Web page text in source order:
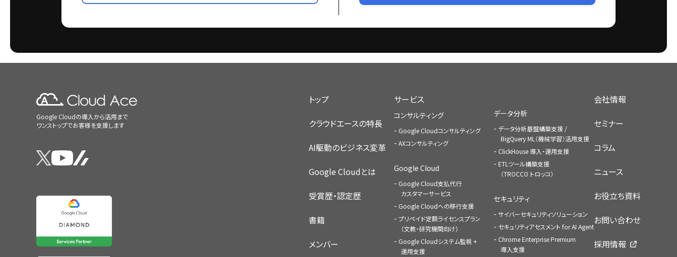
Google Cloudの導入から活用まで
ワンストップでお客様を支援します
トップ
クラウドエースの特長
AI駆動のビジネス変革
Google Cloudとは
受賞歴・認定歴
書籍
メンバー
サービス
コンサルティング
Google Cloudコンサルティング
AXコンサルティング
Google Cloud
Google Cloud支払代行
カスタマーサービス
Google Cloudへの移行支援
プリペイド定額ライセンスプラン
（文教・研究機関向け）
Google Cloudシステム監視 +
運用支援
データ分析
データ分析基盤構築支援 /
BigQuery ML（機械学習）活用支援
ClickHouse 導入・運用支援
ETLツール構築支援
（TROCCO トロッコ）
セキュリティ
サイバーセキュリティソリューション
セキュリティアセスメント for AI Agent
Chrome Enterprise Premium
導入支援
会社情報
セミナー
コラム
ニュース
お役立ち資料
お問い合わせ
採用情報